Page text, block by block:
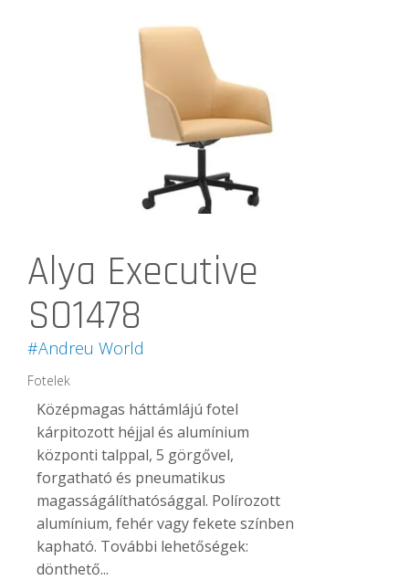
Alya Executive
SO1478
#Andreu World
Fotelek
Középmagas háttámlájú fotel
kárpitozott héjjal és alumínium
központi talppal, 5 görgővel,
forgatható és pneumatikus
magasságálíthatósággal. Polírozott
alumínium, fehér vagy fekete színben
kapható. További lehetőségek:
dönthető...